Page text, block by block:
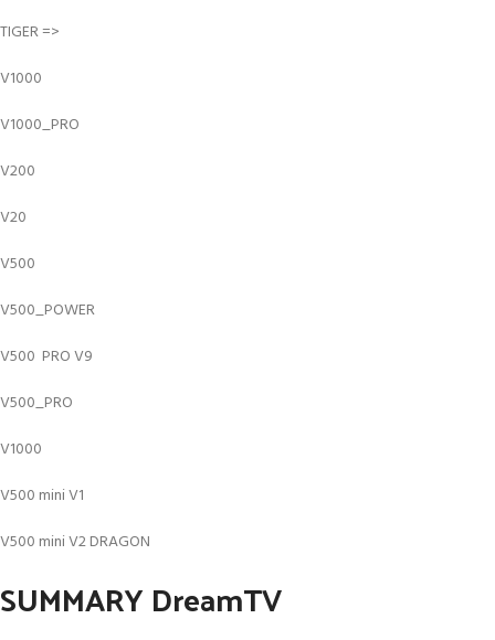
TIGER =>
V1000
V1000_PRO
V200
V20
V500
V500_POWER
V500 PRO V9
V500_PRO
V1000
V500 mini V1
V500 mini V2 DRAGON
SUMMARY DreamTV